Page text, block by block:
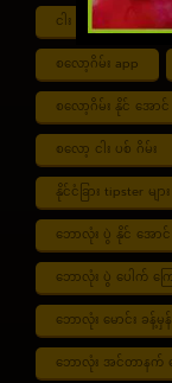
ငါး ပစ် ဂိမ်း ဆော့ နည်
စလော့ဂိမ်း app
စလော့ဂိမ်း နိုင် အော
စလော့ ငါး ပစ် ဂိမ်း
နိုင်ငံခြား tipster မျ
ဘောလုံး ပွဲ နိုင် အော
ဘောလုံး ပွဲ ပေါက် ကြ
ဘောလုံး မောင်း ခန့်မှန်
ဘောလုံး အင်တာနက် ပ